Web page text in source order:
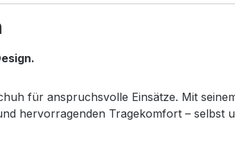
für anspruchsvolle Einsätze. Mit
hervorragenden Tragekomfort – selbst